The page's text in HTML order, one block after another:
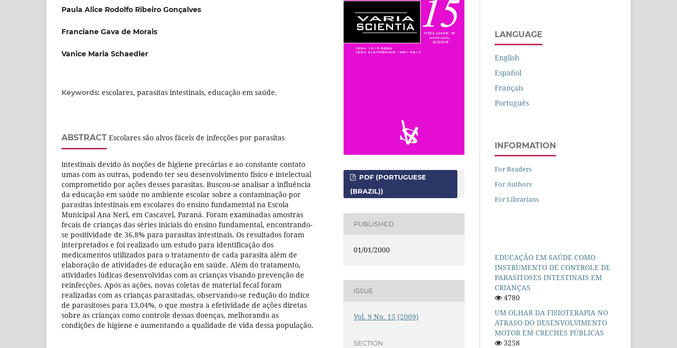
Paula Alice Rodolfo Ribeiro Gonçalves
Franciane Gava de Morais
Vanice Maria Schaedler
Keywords: escolares, parasitas intestinais, educação em saúde.
ABSTRACT Escolares são alvos fáceis de infecções por parasitas
intestinais devido às noções de higiene precárias e ao constante contato
umas com as outras, podendo ter seu desenvolvimento físico e intelectual
comprometido por ações desses parasitas. Buscou-se analisar a influência
da educação em saúde no ambiente escolar sobre a contaminação por
parasitas intestinais em escolares do ensino fundamental na Escola
Municipal Ana Neri, em Cascavel, Paraná. Foram examinadas amostras
fecais de crianças das séries iniciais do ensino fundamental, encontrando-
se positividade de 36,8% para parasitas intestinais. Os resultados foram
interpretados e foi realizado um estudo para identificação dos
medicamentos utilizados para o tratamento de cada parasita além de
elaboração de atividades de educação em saúde. Além do tratamento,
atividades lúdicas desenvolvidas com as crianças visando prevenção de
reinfecções. Após as ações, novas coletas de material fecal foram
realizadas com as crianças parasitadas, observando-se redução do índice
de parasitoses para 13,04%, o que mostra a efetividade de ações diretas
sobre as crianças como controle dessas doenças, melhorando as
condições de higiene e aumentando a qualidade de vida dessa população.
PDF (PORTUGUESE
(BRAZIL))
PUBLISHED
01/01/2000
ISSUE
Vol. 9 No. 15 (2009)
SECTION
LANGUAGE
English
Español
Français
Português
INFORMATION
For Readers
For Authors
For Librarians
EDUCAÇÃO EM SAÚDE COMO
INSTRUMENTO DE CONTROLE DE
PARASITOSES INTESTINAIS EM
CRIANÇAS
4780
UM OLHAR DA FISIOTERAPIA NO
ATRASO DO DESENVOLVIMENTO
MOTOR EM CRECHES PÚBLICAS
3258